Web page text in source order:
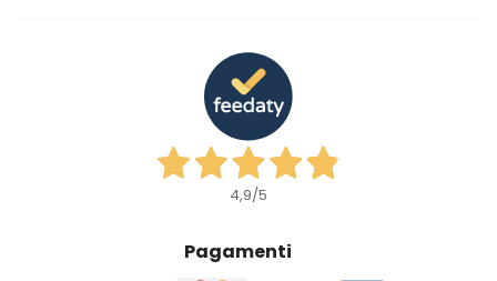
4,9/5
Pagamenti